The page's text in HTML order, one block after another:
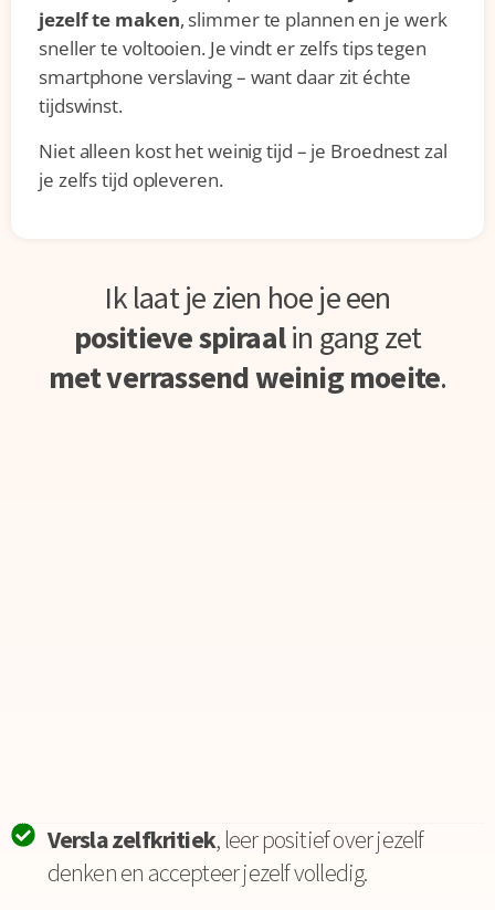
jezelf te maken, slimmer te plannen en je werk
sneller te voltooien. Je vindt er zelfs tips tegen
smartphone verslaving – want daar zit échte
tijdswinst.
Niet alleen kost het weinig tijd – je Broednest zal
je zelfs tijd opleveren.
Ik laat je zien hoe je een
positieve spiraalin gang zet
met verrassend weinig moeite.
Versla zelfkritiek, leer positief over jezelf
denken en accepteer jezelf volledig.